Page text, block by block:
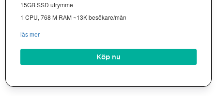
15GB SSD utrymme
1 CPU, 768 M RAM ~13K besökare/mån
läs mer
Köp nu